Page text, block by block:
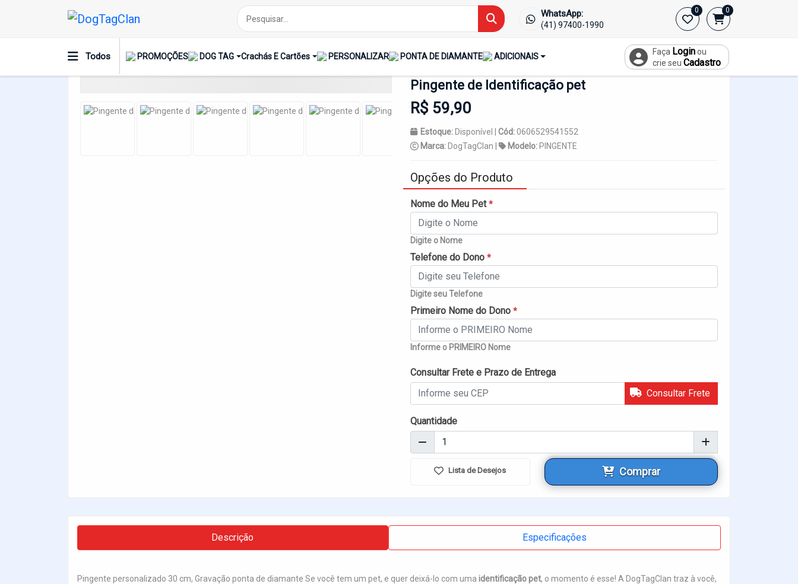
WhatsApp:
(41) 97400-1990
0 0
Todos PROMOÇÕES DOG TAG Crachás E Cartões PERSONALIZAR PONTA DE DIAMANTE ADICIONAIS Faça Loginou
crie seu Cadastro
Pingente De Identificação Pet Placa-De-Identificacao-Para-Caes Pingente-De-Identificacao-Pet
Pingente de Identificação pet
R$ 59,90
Estoque:Disponível | Cód:0606529541552
Marca:DogTagClan | Modelo:PINGENTE
Opções do Produto
Nome do Meu Pet*
Digite o Nome
Telefone do Dono *
Digite seu Telefone
Primeiro Nome do Dono *
Informe o PRIMEIRO Nome
Consultar Frete e Prazo de Entrega
Consultar Frete
Quantidade
Lista de Desejos Comprar
Descrição Especificações
Pingente personalizado 30 cm, Gravação ponta de diamante Se você tem um pet, e quer deixá-lo com uma identificação pet, o momento é esse! A DogTagClan traz à você,